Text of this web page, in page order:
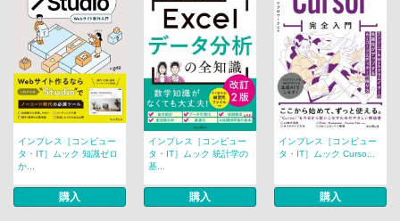
インプレス［コンピュー
タ・IT］ムック 知識ゼロ
か...
購入
インプレス［コンピュー
タ・IT］ムック 統計学の
基...
購入
インプレス［コンピュー
タ・IT］ムック Curso...
購入